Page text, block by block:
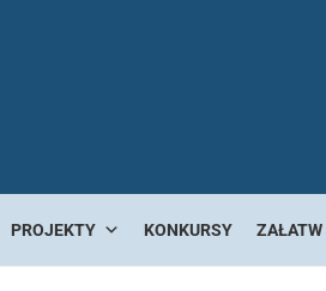
PROJEKTY KONKURSY ZAŁATW